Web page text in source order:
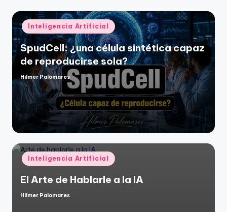
Publicado
en
Inteligencia Artificial
SpudCell: ¿una célula sintética capaz
de reproducirse sola?
Publicado
por
Hilmer Palomares
Publicado
en
Inteligencia Artificial
El Arte de Hablarle a la IA
Publicado
Hilmer Palomares